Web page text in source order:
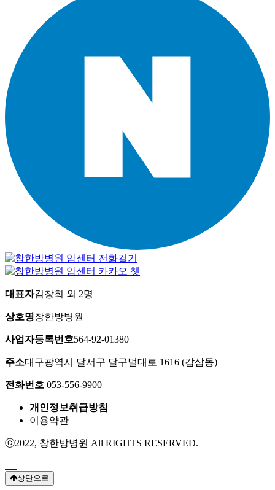
대표자김창희 외 2명
상호명창한방병원
사업자등록번호564-92-01380
주소대구광역시 달서구 달구벌대로 1616 (감삼동)
전화번호 053-556-9900
개인정보취급방침
이용약관
ⓒ2022, 창한방병원 All RIGHTS RESERVED.
상단으로